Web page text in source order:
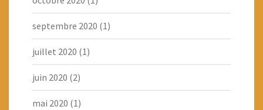
septembre 2020 (1)
juillet 2020 (1)
juin 2020 (2)
mai 2020 (1)